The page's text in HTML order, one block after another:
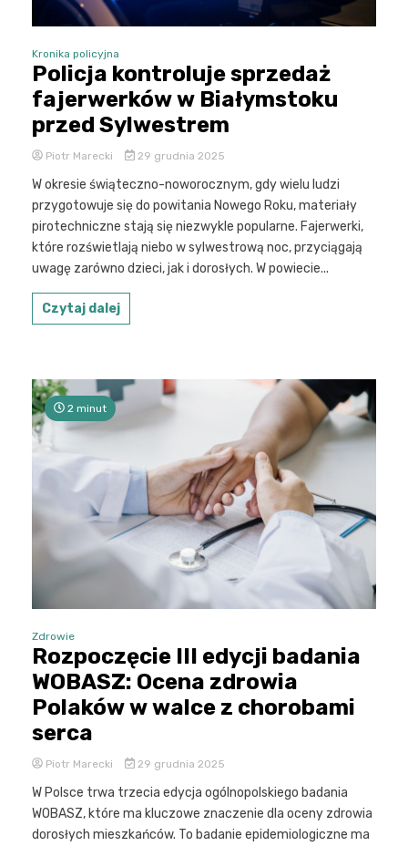
Kronika policyjna
Policja kontroluje sprzedaż
fajerwerków w Białymstoku
przed Sylwestrem
Piotr Marecki 29 grudnia 2025
W okresie świąteczno-noworocznym, gdy wielu ludzi
przygotowuje się do powitania Nowego Roku, materiały
pirotechniczne stają się niezwykle popularne. Fajerwerki,
które rozświetlają niebo w sylwestrową noc, przyciągają
uwagę zarówno dzieci, jak i dorosłych. W powiecie...
Czytaj dalej
2 minut
Zdrowie
Rozpoczęcie III edycji badania
WOBASZ: Ocena zdrowia
Polaków w walce z chorobami
serca
Piotr Marecki 29 grudnia 2025
W Polsce trwa trzecia edycja ogólnopolskiego badania
WOBASZ, które ma kluczowe znaczenie dla oceny zdrowia
dorosłych mieszkańców. To badanie epidemiologiczne ma